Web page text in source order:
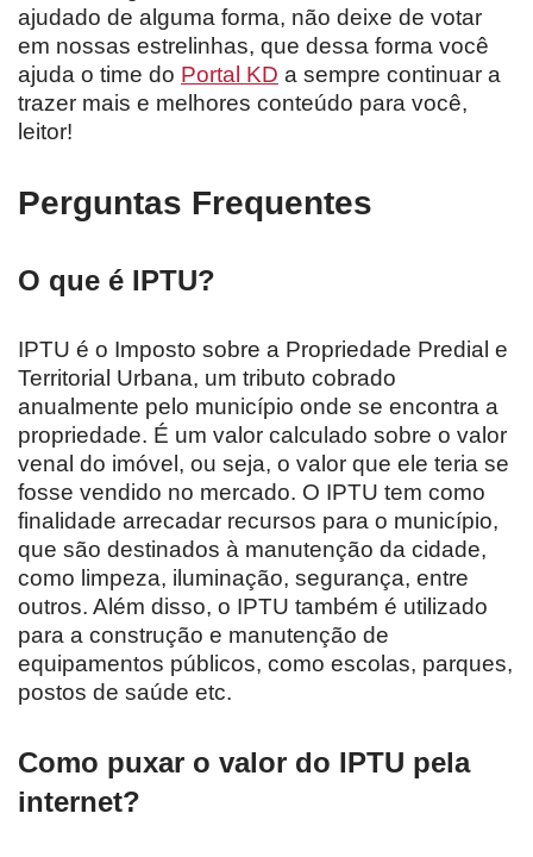
ajudado de alguma forma, não deixe de votar
em nossas estrelinhas, que dessa forma você
ajuda o time do Portal KD a sempre continuar a
trazer mais e melhores conteúdo para você,
leitor!
Perguntas Frequentes
O que é IPTU?
IPTU é o Imposto sobre a Propriedade Predial e
Territorial Urbana, um tributo cobrado
anualmente pelo município onde se encontra a
propriedade. É um valor calculado sobre o valor
venal do imóvel, ou seja, o valor que ele teria se
fosse vendido no mercado. O IPTU tem como
finalidade arrecadar recursos para o município,
que são destinados à manutenção da cidade,
como limpeza, iluminação, segurança, entre
outros. Além disso, o IPTU também é utilizado
para a construção e manutenção de
equipamentos públicos, como escolas, parques,
postos de saúde etc.
Como puxar o valor do IPTU pela
internet?